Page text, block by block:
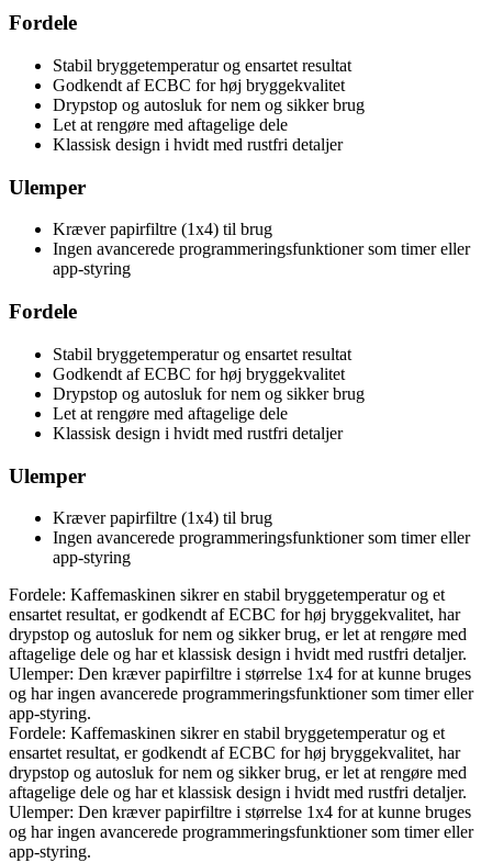
Fordele
Stabil bryggetemperatur og ensartet resultat
Godkendt af ECBC for høj bryggekvalitet
Drypstop og autosluk for nem og sikker brug
Let at rengøre med aftagelige dele
Klassisk design i hvidt med rustfri detaljer
Ulemper
Kræver papirfiltre (1x4) til brug
Ingen avancerede programmeringsfunktioner som timer eller
app-styring
Fordele
Stabil bryggetemperatur og ensartet resultat
Godkendt af ECBC for høj bryggekvalitet
Drypstop og autosluk for nem og sikker brug
Let at rengøre med aftagelige dele
Klassisk design i hvidt med rustfri detaljer
Ulemper
Kræver papirfiltre (1x4) til brug
Ingen avancerede programmeringsfunktioner som timer eller
app-styring
Fordele: Kaffemaskinen sikrer en stabil bryggetemperatur og et
ensartet resultat, er godkendt af ECBC for høj bryggekvalitet, har
drypstop og autosluk for nem og sikker brug, er let at rengøre med
aftagelige dele og har et klassisk design i hvidt med rustfri detaljer.
Ulemper: Den kræver papirfiltre i størrelse 1x4 for at kunne bruges
og har ingen avancerede programmeringsfunktioner som timer eller
app-styring.
Fordele: Kaffemaskinen sikrer en stabil bryggetemperatur og et
ensartet resultat, er godkendt af ECBC for høj bryggekvalitet, har
drypstop og autosluk for nem og sikker brug, er let at rengøre med
aftagelige dele og har et klassisk design i hvidt med rustfri detaljer.
Ulemper: Den kræver papirfiltre i størrelse 1x4 for at kunne bruges
og har ingen avancerede programmeringsfunktioner som timer eller
app-styring.